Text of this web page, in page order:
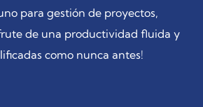
para gestión de proyectos,
de una productividad fluida y
como nunca antes!